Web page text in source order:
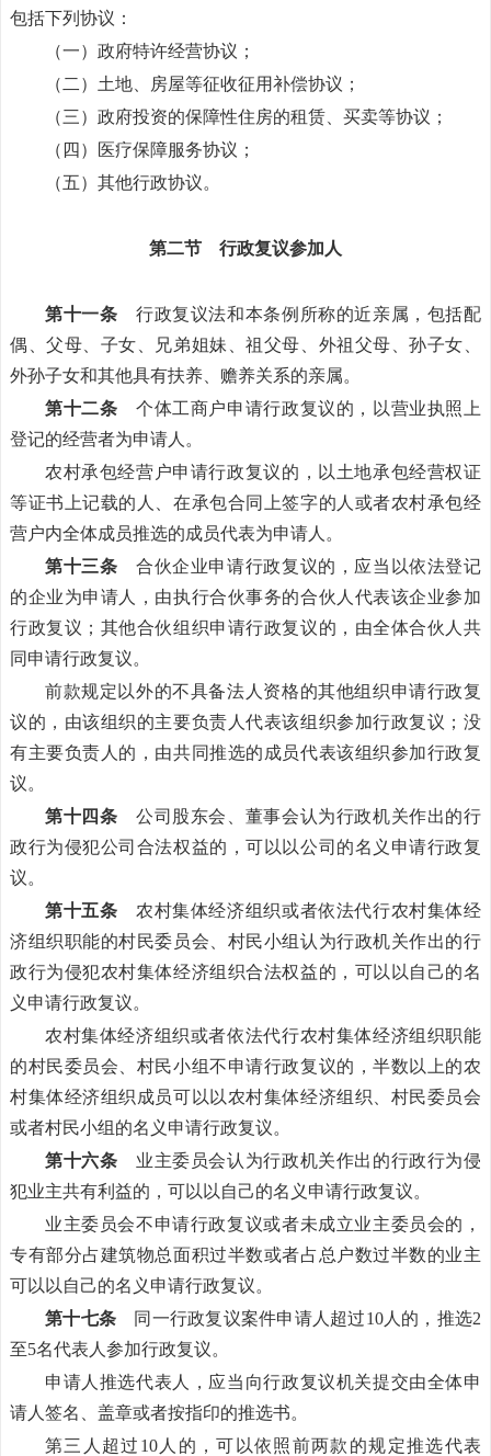
包括下列协议：
（一）政府特许经营协议；
（二）土地、房屋等征收征用补偿协议；
（三）政府投资的保障性住房的租赁、买卖等协议；
（四）医疗保障服务协议；
（五）其他行政协议。
第二节 行政复议参加人
第十一条 行政复议法和本条例所称的近亲属，包括配
偶、父母、子女、兄弟姐妹、祖父母、外祖父母、孙子女、
外孙子女和其他具有扶养、赡养关系的亲属。
第十二条 个体工商户申请行政复议的，以营业执照上
登记的经营者为申请人。
农村承包经营户申请行政复议的，以土地承包经营权证
等证书上记载的人、在承包合同上签字的人或者农村承包经
营户内全体成员推选的成员代表为申请人。
第十三条 合伙企业申请行政复议的，应当以依法登记
的企业为申请人，由执行合伙事务的合伙人代表该企业参加
行政复议；其他合伙组织申请行政复议的，由全体合伙人共
同申请行政复议。
前款规定以外的不具备法人资格的其他组织申请行政复
议的，由该组织的主要负责人代表该组织参加行政复议；没
有主要负责人的，由共同推选的成员代表该组织参加行政复
议。
第十四条 公司股东会、董事会认为行政机关作出的行
政行为侵犯公司合法权益的，可以以公司的名义申请行政复
议。
第十五条 农村集体经济组织或者依法代行农村集体经
济组织职能的村民委员会、村民小组认为行政机关作出的行
政行为侵犯农村集体经济组织合法权益的，可以以自己的名
义申请行政复议。
农村集体经济组织或者依法代行农村集体经济组织职能
的村民委员会、村民小组不申请行政复议的，半数以上的农
村集体经济组织成员可以以农村集体经济组织、村民委员会
或者村民小组的名义申请行政复议。
第十六条 业主委员会认为行政机关作出的行政行为侵
犯业主共有利益的，可以以自己的名义申请行政复议。
业主委员会不申请行政复议或者未成立业主委员会的，
专有部分占建筑物总面积过半数或者占总户数过半数的业主
可以以自己的名义申请行政复议。
第十七条 同一行政复议案件申请人超过10人的，推选2
至5名代表人参加行政复议。
申请人推选代表人，应当向行政复议机关提交由全体申
请人签名、盖章或者按指印的推选书。
第三人超过10人的，可以依照前两款的规定推选代表